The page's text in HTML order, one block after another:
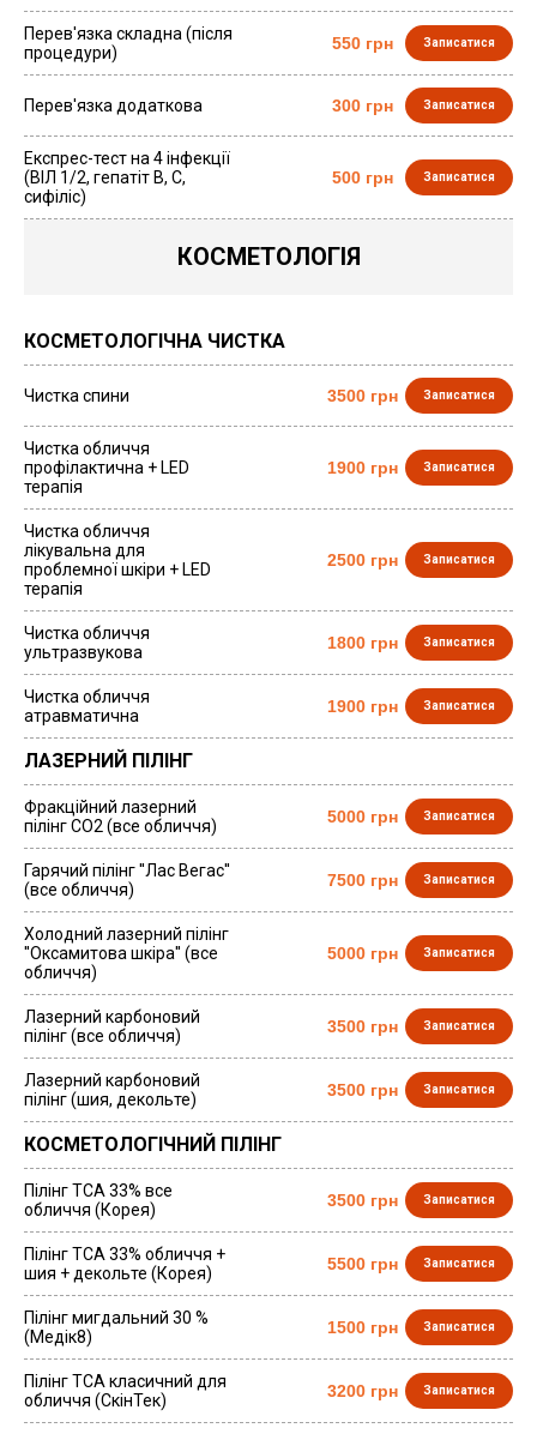
Перев'язка складна (після
процедури)
550 грн Записатися
Перев'язка додаткова 300 грн Записатися
Експрес-тест на 4 інфекції
(ВІЛ 1/2, гепатіт В, С,
сифіліс)
500 грн Записатися
КОСМЕТОЛОГІЯ
КОСМЕТОЛОГІЧНА ЧИСТКА
Чистка спини 3500 грн Записатися
Чистка обличчя
профілактична + LED
терапія
1900 грн Записатися
Чистка обличчя
лікувальна для
проблемної шкіри + LED
терапія
2500 грн Записатися
Чистка обличчя
ультразвукова
1800 грн Записатися
Чистка обличчя
атравматична
1900 грн Записатися
ЛАЗЕРНИЙ ПІЛІНГ
Фракційний лазерний
пілінг СО2 (все обличчя)
5000 грн Записатися
Гарячий пілінг ''Лас Вегас''
(все обличчя)
7500 грн Записатися
Холодний лазерний пілінг
''Оксамитова шкіра'' (все
обличчя)
5000 грн Записатися
Лазерний карбоновий
пілінг (все обличчя)
3500 грн Записатися
Лазерний карбоновий
пілінг (шия, декольте)
3500 грн Записатися
КОСМЕТОЛОГІЧНИЙ ПІЛІНГ
Пілінг ТСА 33% все
обличчя (Корея)
3500 грн Записатися
Пілінг ТСА 33% обличчя +
шия + декольте (Корея)
5500 грн Записатися
Пілінг мигдальний 30 %
(Медік8)
1500 грн Записатися
Пілінг ТСА класичний для
обличчя (СкінТек)
3200 грн Записатися